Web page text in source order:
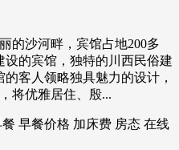
沙河畔，宾馆占地200多
的宾馆，独特的川西民俗建
客人领略独具魅力的设计，
将优雅居住、殷...
早餐价格 加床费 房态 在线